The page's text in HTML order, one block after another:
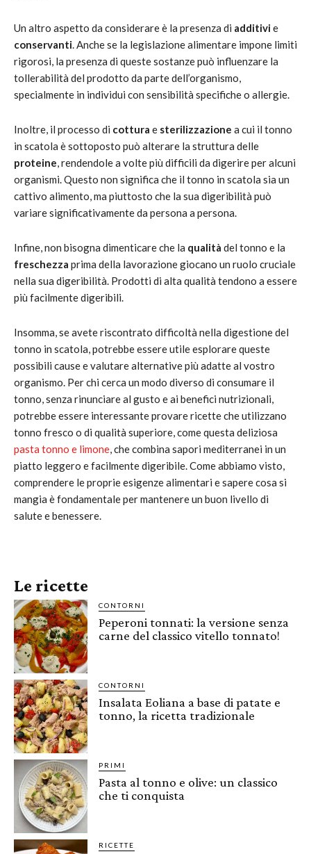
Un altro aspetto da considerare è la presenza di additivie
conservanti. Anche se la legislazione alimentare impone limiti
rigorosi, la presenza di queste sostanze può influenzare la
tollerabilità del prodotto da parte dell’organismo,
specialmente in individui con sensibilità specifiche o allergie.
Inoltre, il processo di cottura e sterilizzazione a cui il tonno
in scatola è sottoposto può alterare la struttura delle
proteine, rendendole a volte più difficili da digerire per alcuni
organismi. Questo non significa che il tonno in scatola sia un
cattivo alimento, ma piuttosto che la sua digeribilità può
variare significativamente da persona a persona.
Infine, non bisogna dimenticare che la qualità del tonno e la
freschezza prima della lavorazione giocano un ruolo cruciale
nella sua digeribilità. Prodotti di alta qualità tendono a essere
più facilmente digeribili.
Insomma, se avete riscontrato difficoltà nella digestione del
tonno in scatola, potrebbe essere utile esplorare queste
possibili cause e valutare alternative più adatte al vostro
organismo. Per chi cerca un modo diverso di consumare il
tonno, senza rinunciare al gusto e ai benefici nutrizionali,
potrebbe essere interessante provare ricette che utilizzano
tonno fresco o di qualità superiore, come questa deliziosa
pasta tonno e limone, che combina sapori mediterranei in un
piatto leggero e facilmente digeribile. Come abbiamo visto,
comprendere le proprie esigenze alimentari e sapere cosa si
mangia è fondamentale per mantenere un buon livello di
salute e benessere.
Le ricette
CONTORNI
Peperoni tonnati: la versione senza
carne del classico vitello tonnato!
CONTORNI
Insalata Eoliana a base di patate e
tonno, la ricetta tradizionale
PRIMI
Pasta al tonno e olive: un classico
che ti conquista
RICETTE